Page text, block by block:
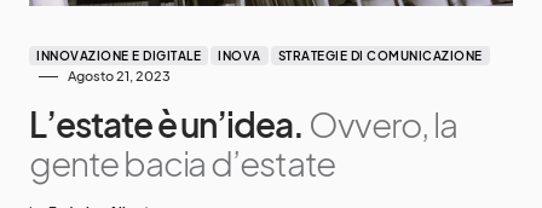
INNOVAZIONE E DIGITALE INOVA STRATEGIE DI COMUNICAZIONE
Agosto 21, 2023
L’estate è un’idea. Ovvero, la
gente bacia d’estate